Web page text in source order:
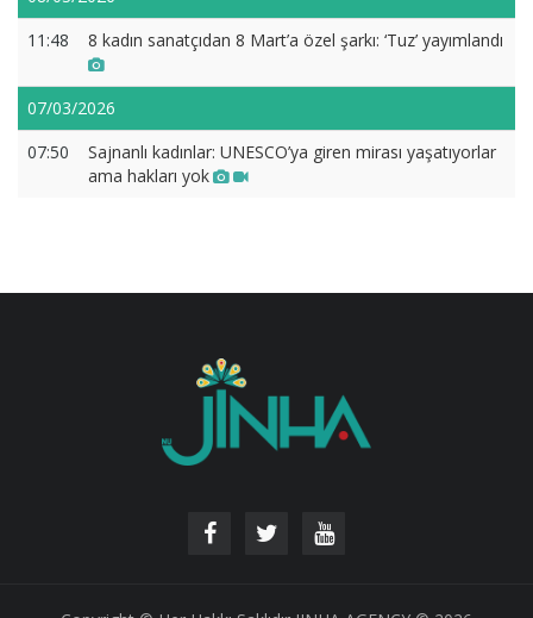
11:48
8 kadın sanatçıdan 8 Mart’a özel şarkı: ‘Tuz’ yayımlandı
07/03/2026
07:50
Sajnanlı kadınlar: UNESCO’ya giren mirası yaşatıyorlar
ama hakları yok